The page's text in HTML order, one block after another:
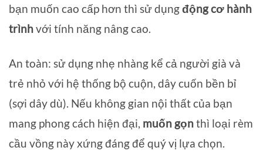
bạn muốn cao cấp hơn thì sử dụngđộng cơ hành
trìnhvới tính năng nâng cao.
An toàn: sử dụng nhẹ nhàng kể cả người già và
trẻ nhỏ với hệ thống bộ cuộn, dây cuốn bền bỉ
(sợi dây dù). Nếu không gian nội thất của bạn
mang phong cách hiện đại, muốn gọnthì loại rèm
cầu vồng này xứng đáng để quý vị lựa chọn.